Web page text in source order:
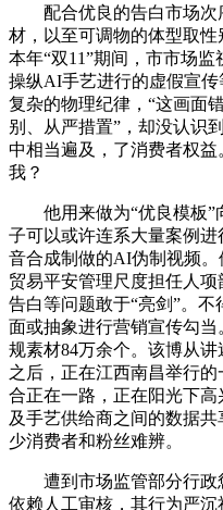
配合优良的告白市场次
材，以至可调物的体型取
本年“双11”期间，市市场
操纵AI手艺进行的虚假宣
复杂的物理纪律，“这画面
别、从严措置”，却没认识
中相当遍及，了消费者权
我？
他用来做为“优良模板”
子可以或许连系大量案例
音合成制做的AI伪制视频
贸易平安管理尺度担任人
告白等问题敢于“亮剑”。
面或抽象进行营销宣传勾
规素材84万余个。该博从
之后，正在江西南昌举行
合正在一路，正在阳光下
及手艺供给商之间的数据
少消费者和粉丝难辨。
遭到市场监管部分行政
依赖人工审核，其行为严